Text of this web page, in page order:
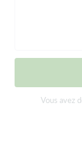
Vous avez